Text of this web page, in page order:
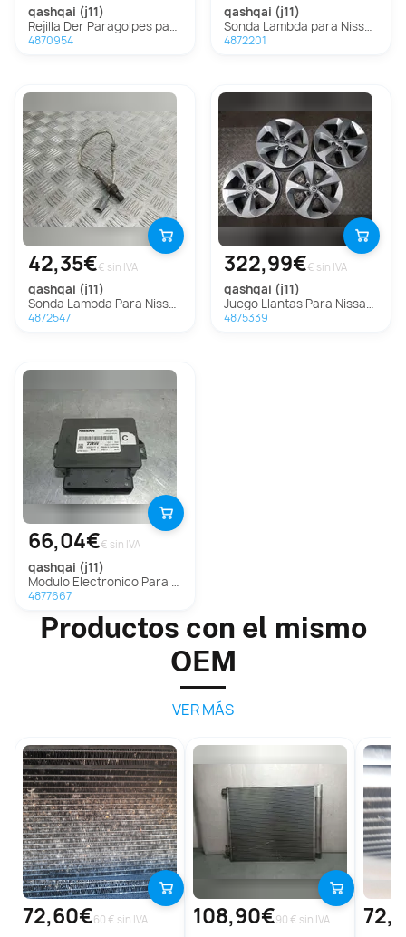
qashqai (j11)
Rejilla Der Paragolpes para Nissan Qashqai (J11)
4870954
qashqai (j11)
Sonda Lambda para Nissan Qashqai (J11)
4872201
42,35€€ sin IVA
qashqai (j11)
Sonda Lambda Para Nissan Qashqai
4872547
322,99€€ sin IVA
qashqai (j11)
Juego Llantas Para Nissan Qashqai
4875339
66,04€€ sin IVA
qashqai (j11)
Modulo Electronico Para Nissan Qashqai
4877667
Productos con el mismo
OEM
VER MÁS
72,60€60 € sin IVA 108,90€90 € sin IVA